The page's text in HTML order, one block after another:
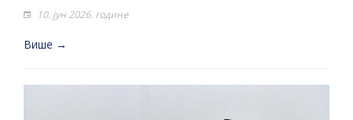
10. јун 2026. године
Више →